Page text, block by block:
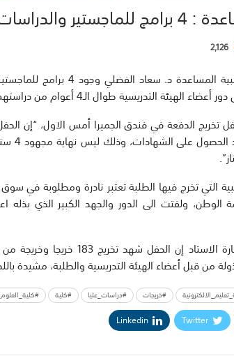
لخريجات الكلية
2,126
أكدت عميدة كلية العلوم الطبية
الدفعة في فندق الجميرا أمس الاول، “إن الحفل
التي تخرج فيها الطلبة تعتبر نادرة ومطلوبة في
الوطن، ولفتت الى الدور والجهد الكبير الذي بذله
وقالت رئيسة لجنة الخريجين سارة
من قبل أعضاء الهيئة التدريسية والطلبة، مشيدة
#خريجات #دراسات_عليا #كلية
Twitter
Linkedin